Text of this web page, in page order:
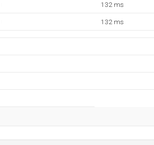
132 ms
132 ms